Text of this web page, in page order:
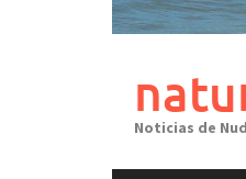
Noticias de